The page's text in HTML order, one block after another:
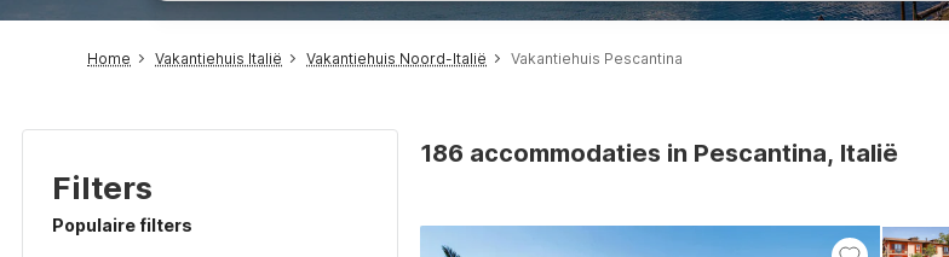
Home Vakantiehuis Italië Vakantiehuis Noord-Italië Vakantiehuis Pescantina
Filters
Populaire filters
186 accommodaties in Pescantina, Italië